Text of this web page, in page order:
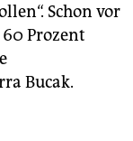
Schon vor
Prozent
Bucak.